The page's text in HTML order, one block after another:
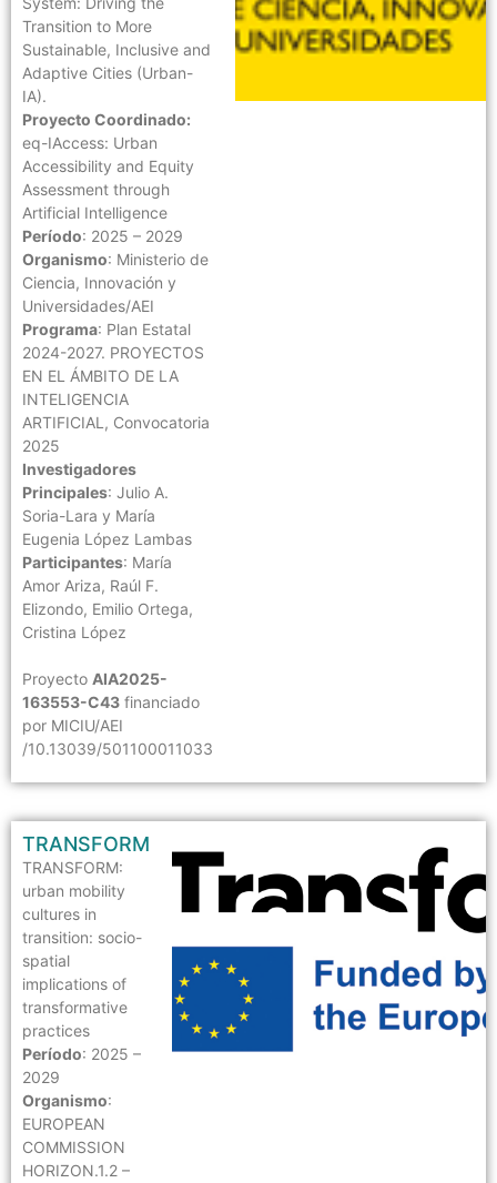
Transition to More
Sustainable, Inclusive and
Adaptive Cities (Urban-
IA).
Proyecto Coordinado:
eq-IAccess: Urban
Accessibility and Equity
Assessment through
Artificial Intelligence
Período: 2025 – 2029
Organismo: Ministerio de
Ciencia, Innovación y
Universidades/AEI
Programa: Plan Estatal
2024-2027. PROYECTOS
EN EL ÁMBITO DE LA
INTELIGENCIA
ARTIFICIAL, Convocatoria
2025
Investigadores
Principales: Julio A.
Soria-Lara y María
Eugenia López Lambas
Participantes: María
Amor Ariza, Raúl F.
Elizondo, Emilio Ortega,
Cristina López
Proyecto AIA2025-
163553-C43 financiado
por MICIU/AEI
/10.13039/501100011033
TRANSFORM
TRANSFORM:
urban mobility
cultures in
transition: socio-
spatial
implications of
transformative
practices
Período: 2025 –
2029
Organismo:
EUROPEAN
COMMISSION
HORIZON.1.2 –